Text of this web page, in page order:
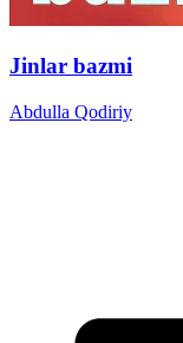
Jinlar bazmi
Abdulla Qodiriy